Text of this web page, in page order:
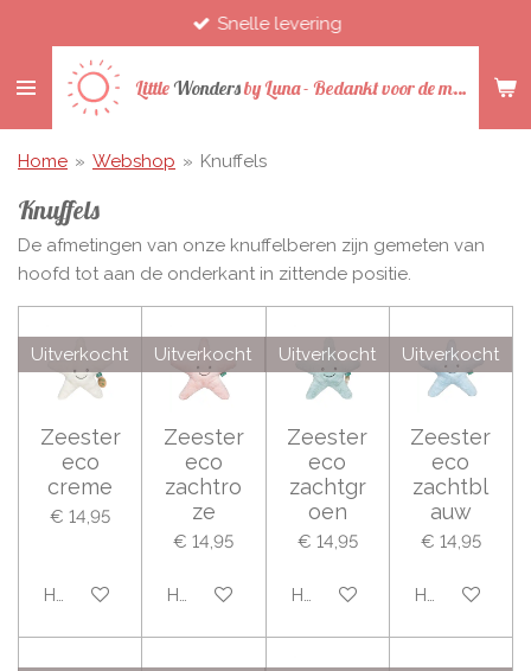
direct
naar
LittleWondersbyLuna - Bedankt voor de mooie jaren
Snelle levering
Home » Webshop » Knuffels
Knuffels
De afmetingen van onze knuffelberen zijn gemeten van
hoofd tot aan de onderkant in zittende positie.
Uitverkocht
Zeester
eco
creme
€ 14,95
Houd mij op de hoogte
Uitverkocht
Zeester
eco
zachtro
ze
€ 14,95
Houd mij op de hoogte
Uitverkocht
Zeester
eco
zachtgr
oen
€ 14,95
Houd mij op de hoogte
Uitverkocht
Zeester
eco
zachtbl
auw
€ 14,95
Houd mij op